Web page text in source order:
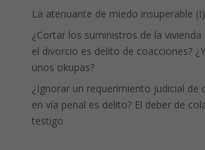
La atenuante de miedo insuperable (I)
¿Cortar los suministros de la
el divorcio es delito de coacciones?
unos okupas?
¿Ignorar un requerimiento judicial de
en vía penal es delito? El deber de
testigo